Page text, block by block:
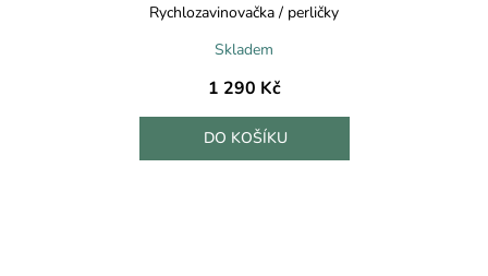
Rychlozavinovačka / perličky
Skladem
1 290 Kč
DO KOŠÍKU